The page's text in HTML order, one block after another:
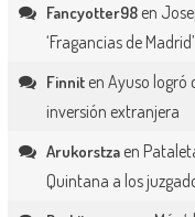
Fancyotter98en
‘Fragancias de Madrid’
Finniten Ayuso logró
inversión extranjera
Arukorstzaen
Quintana a los